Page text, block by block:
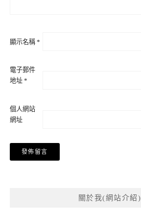
顯示名稱 *
電子郵件
地址 *
個人網站
網址
關於我(網站介紹)